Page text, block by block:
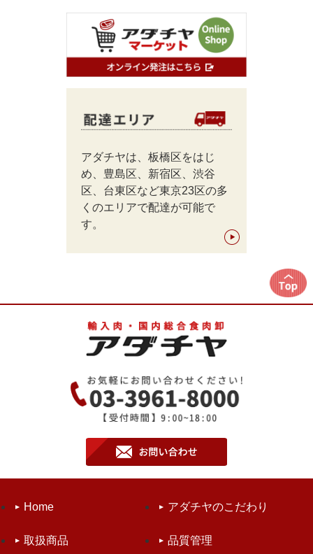
アダチヤは、板橋区をはじ
め、豊島区、新宿区、渋谷
区、台東区など東京23区の多
くのエリアで配達が可能で
す。
Home アダチヤのこだわり
取扱商品 品質管理